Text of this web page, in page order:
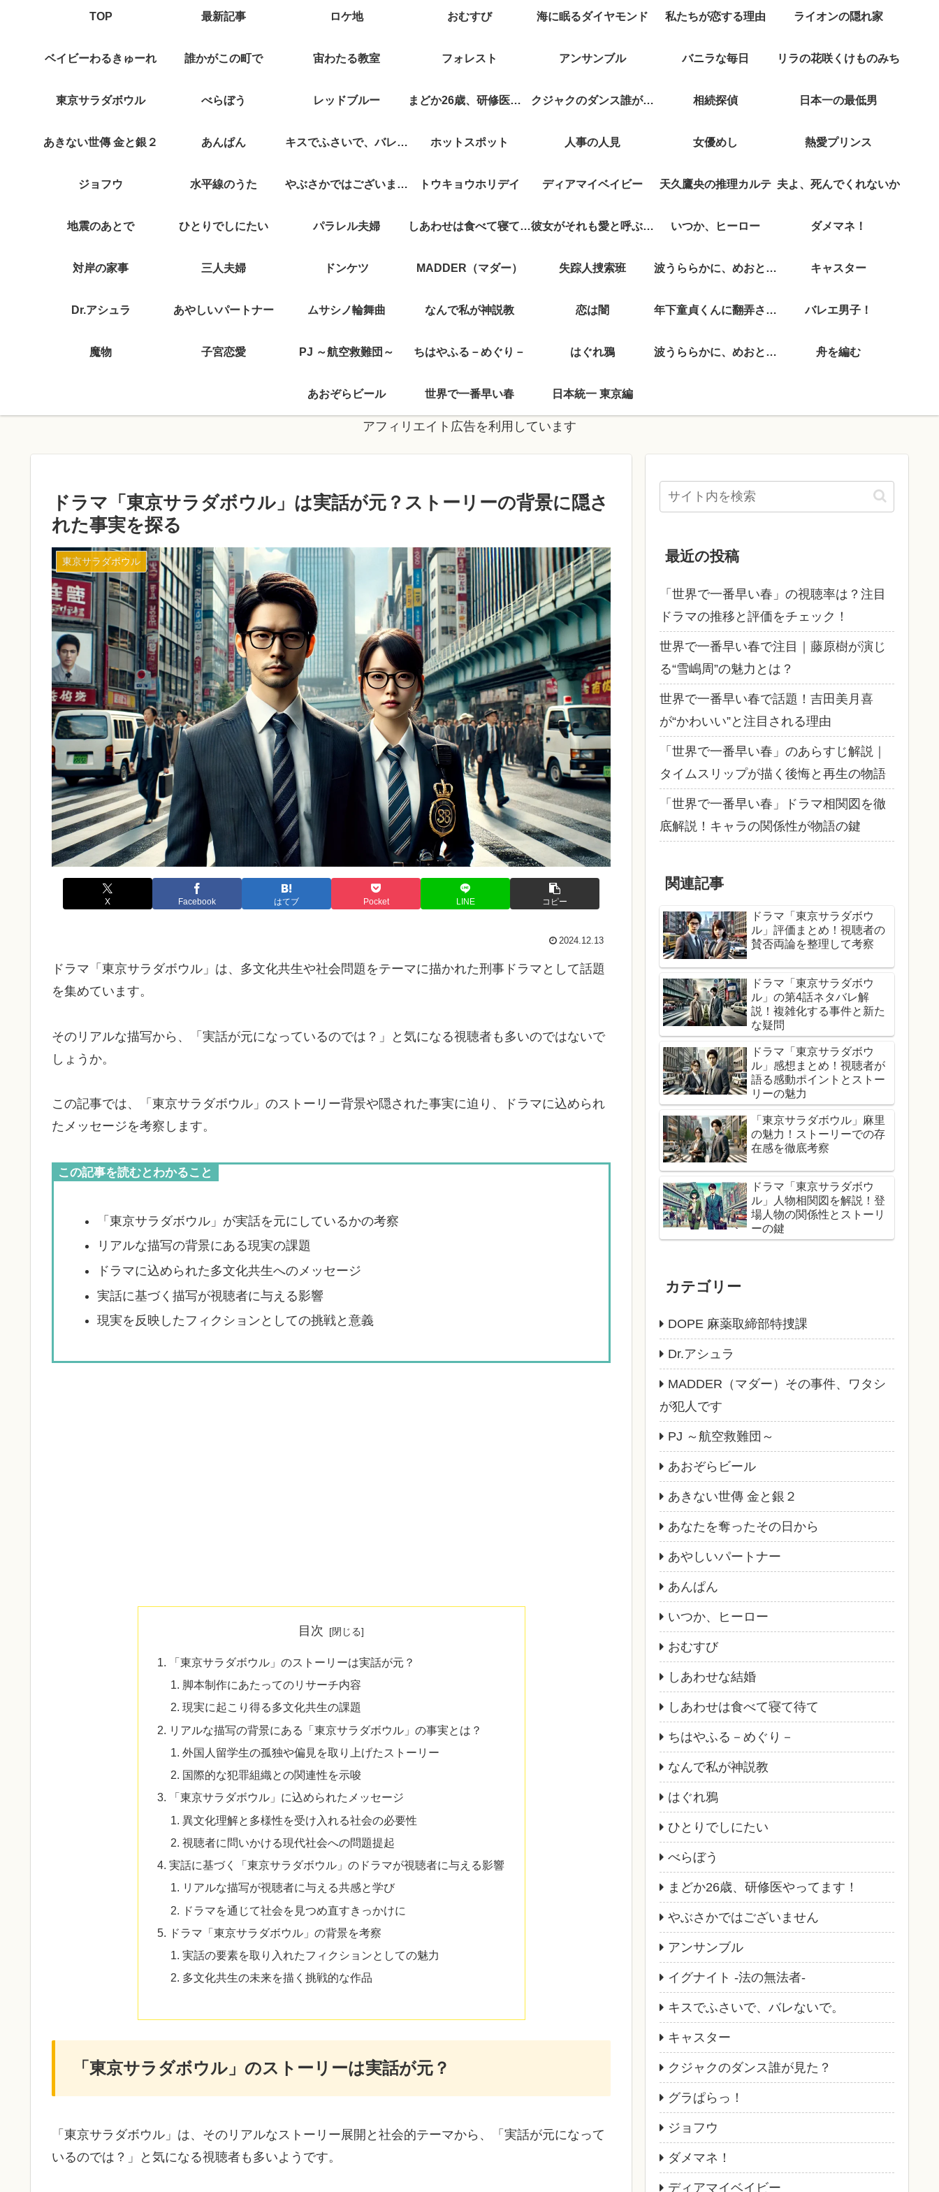
TOP 最新記事 ロケ地 おむすび 海に眠るダイヤモンド 私たちが恋する理由 ライオンの隠れ家
ベイビーわるきゅーれ 誰かがこの町で 宙わたる教室 フォレスト アンサンブル バニラな毎日 リラの花咲くけものみち
東京サラダボウル べらぼう レッドブルー まどか26歳、研修医やってます！ クジャクのダンス誰が見た？ 相続探偵 日本一の最低男
あきない世傳 金と銀２ あんぱん キスでふさいで、バレないで。 ホットスポット 人事の人見 女優めし 熱愛プリンス
ジョフウ 水平線のうた やぶさかではございません トウキョウホリデイ ディアマイベイビー 天久鷹央の推理カルテ 夫よ、死んでくれないか
地震のあとで ひとりでしにたい パラレル夫婦 しあわせは食べて寝て待て 彼女がそれも愛と呼ぶなら いつか、ヒーロー ダメマネ！
対岸の家事 三人夫婦 ドンケツ MADDER（マダー） 失踪人捜索班 波うららかに、めおと日和 キャスター
Dr.アシュラ あやしいパートナー ムサシノ輪舞曲 なんで私が神説教 恋は闇 年下童貞くんに翻弄されてます バレエ男子！
魔物 子宮恋愛 PJ ～航空救難団～ ちはやふる－めぐり－ はぐれ鴉 波うららかに、めおと日和 舟を編む
あおぞらビール 世界で一番早い春 日本統一 東京編
アフィリエイト広告を利用しています
ドラマ「東京サラダボウル」は実話が元？ストーリーの背景に隠さ
れた事実を探る
東京サラダボウル
X Facebook はてブ Pocket LINE コピー
2024.12.13
ドラマ「東京サラダボウル」は、多文化共生や社会問題をテーマに描かれた刑事ドラマとして話題
を集めています。
そのリアルな描写から、「実話が元になっているのでは？」と気になる視聴者も多いのではないで
しょうか。
この記事では、「東京サラダボウル」のストーリー背景や隠された事実に迫り、ドラマに込められ
たメッセージを考察します。
この記事を読むとわかること
「東京サラダボウル」が実話を元にしているかの考察
リアルな描写の背景にある現実の課題
ドラマに込められた多文化共生へのメッセージ
実話に基づく描写が視聴者に与える影響
現実を反映したフィクションとしての挑戦と意義
目次
「東京サラダボウル」のストーリーは実話が元？
脚本制作にあたってのリサーチ内容
現実に起こり得る多文化共生の課題
リアルな描写の背景にある「東京サラダボウル」の事実とは？
外国人留学生の孤独や偏見を取り上げたストーリー
国際的な犯罪組織との関連性を示唆
「東京サラダボウル」に込められたメッセージ
異文化理解と多様性を受け入れる社会の必要性
視聴者に問いかける現代社会への問題提起
実話に基づく「東京サラダボウル」のドラマが視聴者に与える影響
リアルな描写が視聴者に与える共感と学び
ドラマを通じて社会を見つめ直すきっかけに
ドラマ「東京サラダボウル」の背景を考察
実話の要素を取り入れたフィクションとしての魅力
多文化共生の未来を描く挑戦的な作品
「東京サラダボウル」のストーリーは実話が元？
「東京サラダボウル」は、そのリアルなストーリー展開と社会的テーマから、「実話が元になって
いるのでは？」と気になる視聴者も多いようです。
最近の投稿
「世界で一番早い春」の視聴率は？注目
ドラマの推移と評価をチェック！
世界で一番早い春で注目｜藤原樹が演じ
る“雪嶋周”の魅力とは？
世界で一番早い春で話題！吉田美月喜
が“かわいい”と注目される理由
「世界で一番早い春」のあらすじ解説｜
タイムスリップが描く後悔と再生の物語
「世界で一番早い春」ドラマ相関図を徹
底解説！キャラの関係性が物語の鍵
関連記事
ドラマ「東京サラダボウ
ル」評価まとめ！視聴者の
賛否両論を整理して考察
ドラマ「東京サラダボウ
ル」の第4話ネタバレ解
説！複雑化する事件と新た
な疑問
ドラマ「東京サラダボウ
ル」感想まとめ！視聴者が
語る感動ポイントとストー
リーの魅力
「東京サラダボウル」麻里
の魅力！ストーリーでの存
在感を徹底考察
ドラマ「東京サラダボウ
ル」人物相関図を解説！登
場人物の関係性とストーリ
ーの鍵
カテゴリー
DOPE 麻薬取締部特捜課
Dr.アシュラ
MADDER（マダー）その事件、ワタシ
が犯人です
PJ ～航空救難団～
あおぞらビール
あきない世傳 金と銀２
あなたを奪ったその日から
あやしいパートナー
あんぱん
いつか、ヒーロー
おむすび
しあわせな結婚
しあわせは食べて寝て待て
ちはやふる－めぐり－
なんで私が神説教
はぐれ鴉
ひとりでしにたい
べらぼう
まどか26歳、研修医やってます！
やぶさかではございません
アンサンブル
イグナイト -法の無法者-
キスでふさいで、バレないで。
キャスター
クジャクのダンス誰が見た？
グラぱらっ！
ジョフウ
ダメマネ！
ディアマイベイビー